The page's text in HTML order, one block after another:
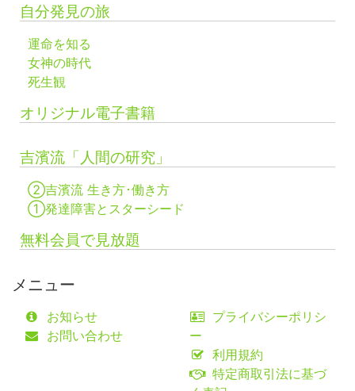
自分発見の旅
運命を知る
女神の時代
死生観
オリジナル電子書籍
吉濱流「人間の研究」
②吉濱流 生き方･働き方
①発達障害とスターシード
無料会員で見放題
メニュー
お知らせ
お問い合わせ
プライバシーポリシ
ー
利用規約
特定商取引法に基づ